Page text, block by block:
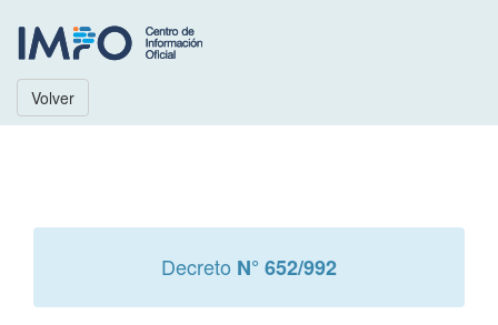
Volver
Decreto N° 652/992